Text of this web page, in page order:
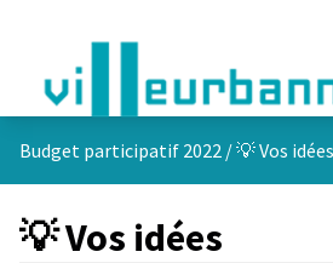
Budget participatif 2022 /💡 Vos idées
💡 Vos idées